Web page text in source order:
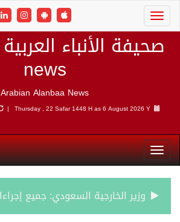
news
Arabian Alanbaa News
Thursday , 22 Safar 1448 H as6 August 2026 Y |